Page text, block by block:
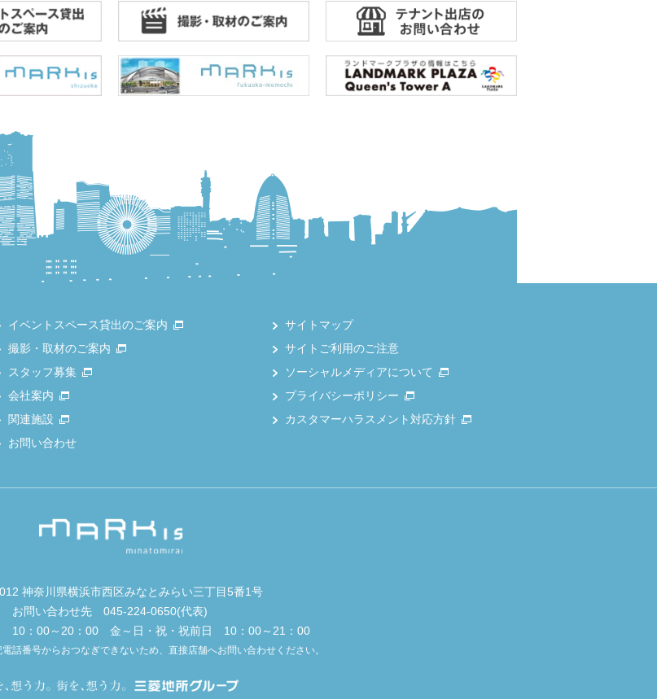
イベントスペース貸出のご案内
撮影・取材のご案内
スタッフ募集
会社案内
関連施設
お問い合わせ
サイトマップ
サイトご利用のご注意
ソーシャルメディアについて
プライバシーポリシー
カスタマーハラスメント対応方針
神奈川県横浜市西区みなとみらい三丁目5番1号
お問い合わせ先 045-224-0650(代表)
10：00～20：00 金～日・祝・祝前日 10：00～21：00
話番号からおつなぎできないため、直接店舗へお問い合わせください。